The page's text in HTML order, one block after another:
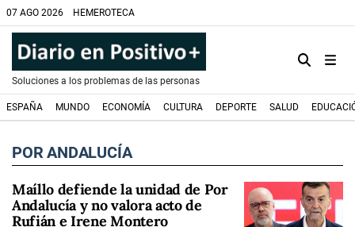
07 AGO 2026 HEMEROTECA
Soluciones a los problemas de las personas
ESPAÑA MUNDO ECONOMÍA CULTURA DEPORTE SALUD
POR ANDALUCÍA
Maíllo defiende la unidad de Por
Andalucía y no valora acto de
Rufián e Irene Montero